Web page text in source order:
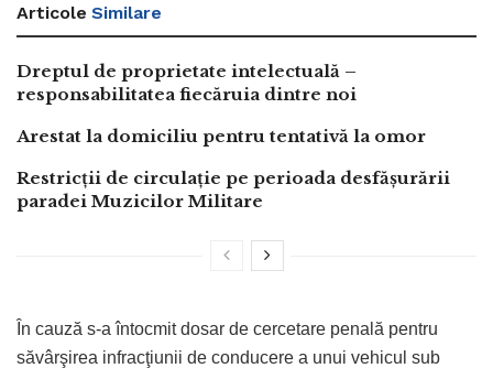
Articole Similare
Dreptul de proprietate intelectuală –
responsabilitatea fiecăruia dintre noi
Arestat la domiciliu pentru tentativă la omor
Restricții de circulație pe perioada desfășurării
paradei Muzicilor Militare
În cauză s-a întocmit dosar de cercetare penală pentru
săvârşirea infracţiunii de conducere a unui vehicul sub